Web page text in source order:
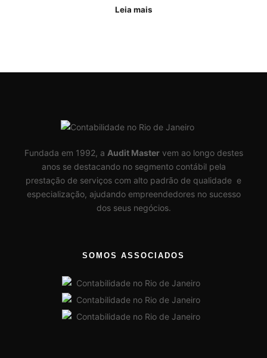
Leia mais
Fundada em 1992, a Audit Mastervem ao longo destes
anos se destacando no segmento contábil pela
prestação de serviços com alto padrão de qualidade e
especialização, ajudando empreendedores no sucesso
dos seus negócios.
SOMOS ASSOCIADOS